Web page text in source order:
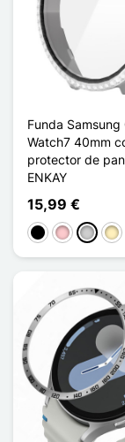
Funda Samsung
Watch7 40mm
protector de
ENKAY
15,99 €
NegroRosaPlataOro